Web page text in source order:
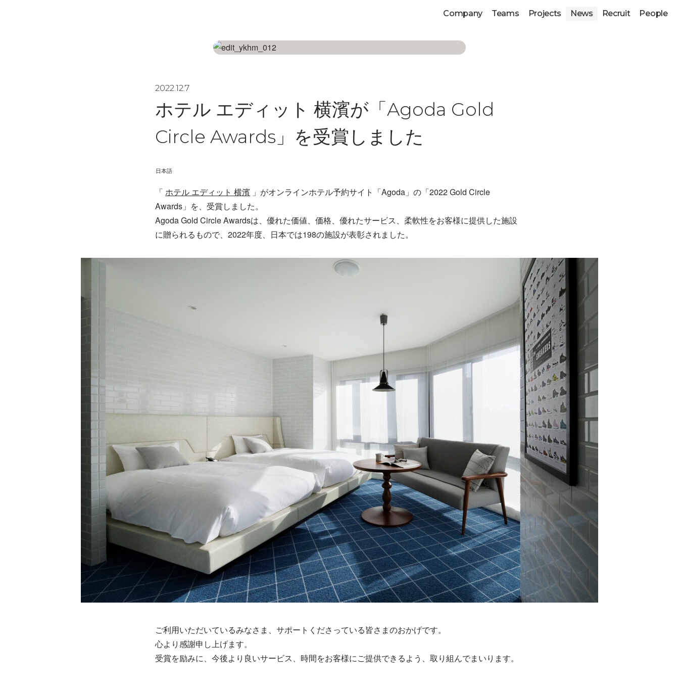
Company Teams Projects News Recruit People
2022.12.7
ホテル エディット 横濱が「Agoda Gold
Circle Awards」を受賞しました
日本語
「 ホテル エディット 横濱 」がオンラインホテル予約サイト「Agoda」の「2022 Gold Circle
Awards」を、受賞しました。
Agoda Gold Circle Awardsは、優れた価値、価格、優れたサービス、柔軟性をお客様に提供した施設
に贈られるもので、2022年度、日本では198の施設が表彰されました。
ご利用いただいているみなさま、サポートくださっている皆さまのおかげです。
心より感謝申し上げます。
受賞を励みに、今後より良いサービス、時間をお客様にご提供できるよう、取り組んでまいります。